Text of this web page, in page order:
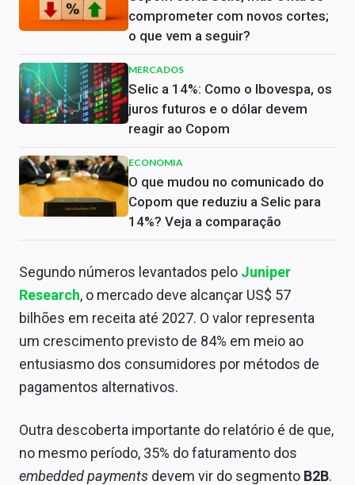
comprometer com novos cortes;
o que vem a seguir?
MERCADOS
Selic a 14%: Como o Ibovespa, os
juros futuros e o dólar devem
reagir ao Copom
ECONOMIA
O que mudou no comunicado do
Copom que reduziu a Selic para
14%? Veja a comparação
Segundo números levantados pelo Juniper
Research, o mercado deve alcançar US$ 57
bilhões em receita até 2027. O valor representa
um crescimento previsto de 84% em meio ao
entusiasmo dos consumidores por métodos de
pagamentos alternativos.
Outra descoberta importante do relatório é de que,
no mesmo período, 35% do faturamento dos
embedded payments devem vir do segmento B2B.